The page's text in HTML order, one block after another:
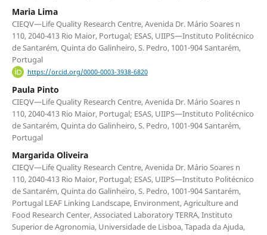
Maria Lima
CIEQV—Life Quality Research Centre, Avenida Dr. Mário Soares n
110, 2040-413 Rio Maior, Portugal; ESAS, UIIPS—Instituto Politécnico
de Santarém, Quinta do Galinheiro, S. Pedro, 1001-904 Santarém,
Portugal
https://orcid.org/0000-0003-3938-6820
Paula Pinto
CIEQV—Life Quality Research Centre, Avenida Dr. Mário Soares n
110, 2040-413 Rio Maior, Portugal; ESAS, UIIPS—Instituto Politécnico
de Santarém, Quinta do Galinheiro, S. Pedro, 1001-904 Santarém,
Portugal
Margarida Oliveira
CIEQV—Life Quality Research Centre, Avenida Dr. Mário Soares n
110, 2040-413 Rio Maior, Portugal; ESAS, UIIPS—Instituto Politécnico
de Santarém, Quinta do Galinheiro, S. Pedro, 1001-904 Santarém,
Portugal LEAF Linking Landscape, Environment, Agriculture and
Food Research Center, Associated Laboratory TERRA, Instituto
Superior de Agronomia, Universidade de Lisboa, Tapada da Ajuda,